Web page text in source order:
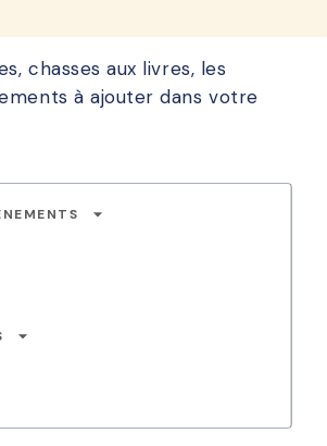
chasses aux livres, les
à ajouter dans votre
arrow_drop_down
arrow_drop_down